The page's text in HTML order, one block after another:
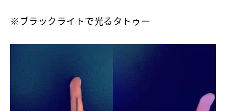
※ブラックライトで光るタトゥー